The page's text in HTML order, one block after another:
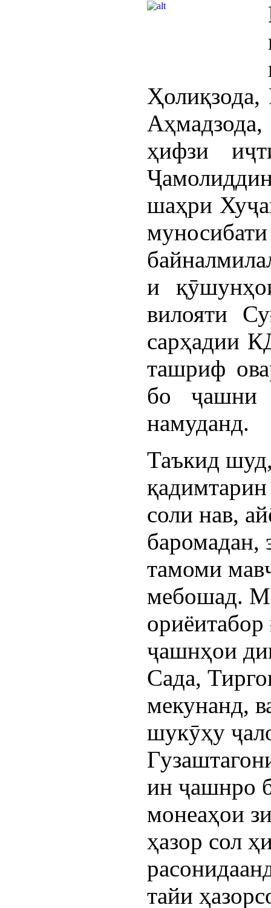
Ҳолиқзода,
ҳифзи
шаҳри
и
вилояти
сарҳадии
ташриф
бо ҷашни
намуданд.
Таъкид
соли нав,
баромадан,
тамоми
мебошад.
ҷашнҳои
Сада,
мекунанд,
шукӯҳу
ин ҷашнро
монеаҳои
ҳазор сол
тайи